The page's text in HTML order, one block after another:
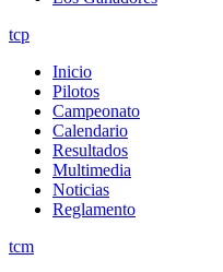
tcp
Inicio
Pilotos
Campeonato
Calendario
Resultados
Multimedia
Noticias
Reglamento
tcm